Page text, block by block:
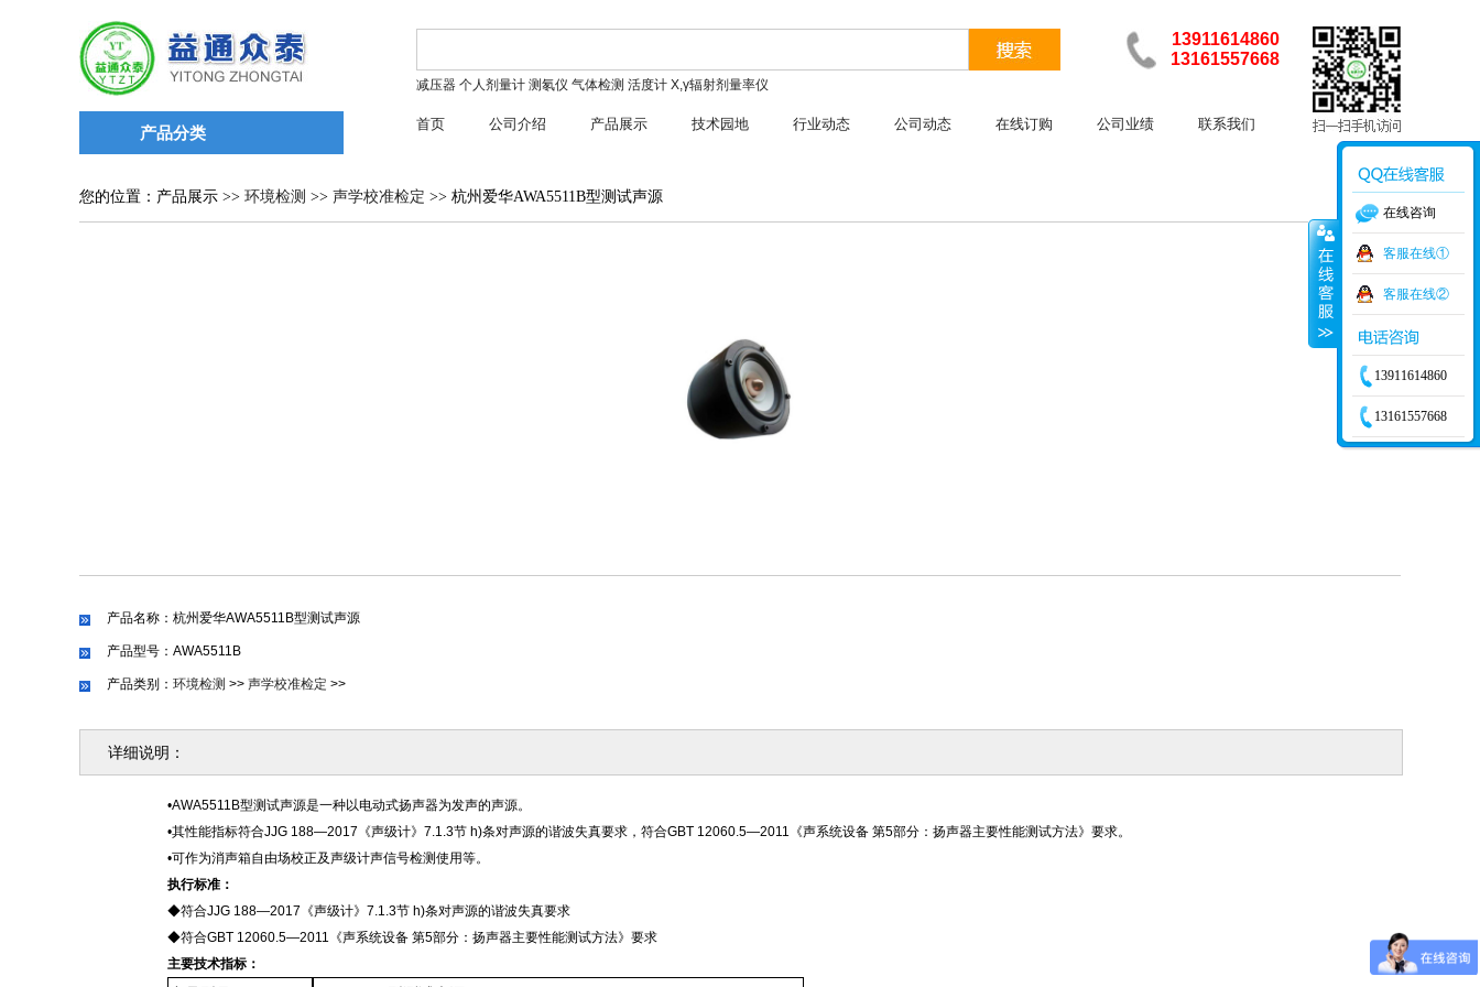
产品分类
13911614860
13161557668
减压器 个人剂量计 测氡仪 气体检测 活度计 X,γ辐射剂量率仪
首页 公司介绍 产品展示 技术园地 行业动态 公司动态 在线订购 公司业绩 联系我们
您的位置：产品展示 >> 环境检测 >> 声学校准检定 >> 杭州爱华AWA5511B型测试声源
产品名称：杭州爱华AWA5511B型测试声源
产品型号：AWA5511B
产品类别： 环境检测 >> 声学校准检定 >>
详细说明：
•AWA5511B型测试声源是一种以电动式扬声器为发声的声源。
•其性能指标符合JJG 188—2017《声级计》7.1.3节 h)条对声源的谐波失真要求，符合GBT 12060.5—2011《声系统设备 第5部分：扬声器主要性能测试方法》要求。
•可作为消声箱自由场校正及声级计声信号检测使用等。
执行标准 ：
◆符合JJG 188—2017《声级计》7.1.3节 h)条对声源的谐波失真要求
◆符合GBT 12060.5—2011《声系统设备 第5部分：扬声器主要性能测试方法》要求
主要技术指标 ：
在线咨询
客服在线①
客服在线②
13911614860
13161557668